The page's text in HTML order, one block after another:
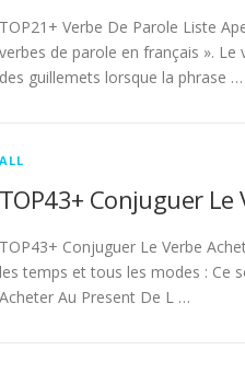
TOP21+ Verbe De Parole Liste
verbes de parole en français ».
des guillemets lorsque la phrase …
ALL
TOP43+ Conjuguer
TOP43+ Conjuguer Le Verbe
les temps et tous les modes : Ce
Acheter Au Present De L …